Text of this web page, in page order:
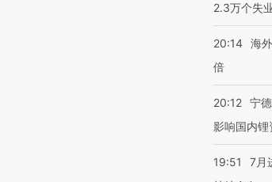
2.3万个失
20:14 海
倍
20:12 宁
影响国内锂
19:51
7月